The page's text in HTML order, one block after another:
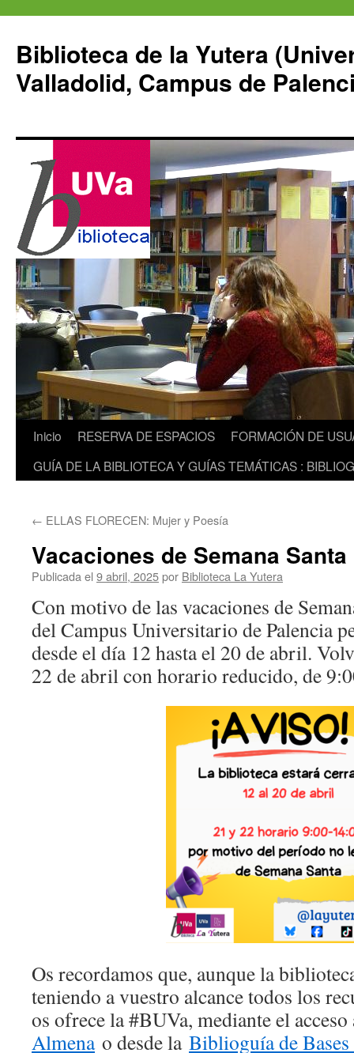
contenido
Biblioteca de la Yutera
Valladolid, Campus de
Inicio RESERVA DE ESPACIOS
FORMACIÓN DE
GUÍA DE LA BIBLIOTECA Y GUÍAS TEMÁTICAS :
← ELLAS FLORECEN: Mujer y Poesía
Vacaciones de Semana Santa
Publicada el 9 abril, 2025por Biblioteca La Yutera
Con motivo de las vacaciones de
del Campus Universitario de Palencia
desde el día 12 hasta el 20 de abril.
22 de abril con horario reducido, de
Os recordamos que, aunque la
teniendo a vuestro alcance todos los
os ofrece la #BUVa, mediante el
Almenao desde la Biblioguía de